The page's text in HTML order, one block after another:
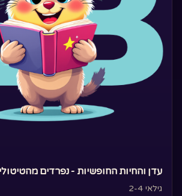
‏עדן והחיות החופשיות - נפרדים
גילאי 2-4